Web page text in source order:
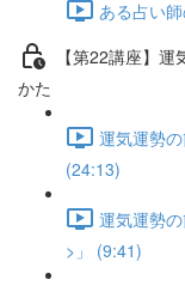
ある占い
【第22講座】
かた
運気運勢
(24:13)
運気運勢
>」 (9:41)